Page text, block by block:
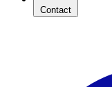
Contact